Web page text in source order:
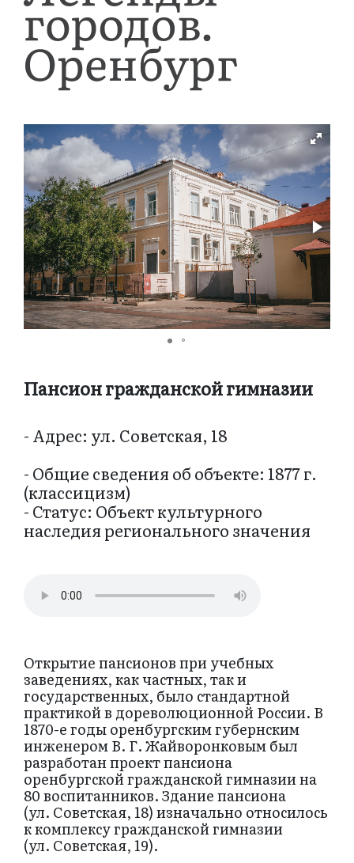
Пансион гражданской гимназии
- Адрес: ул. Советская, 18
- Общие сведения об объекте: 1877 г.
(классицизм)
- Статус: Объект культурного
наследия регионального значения
Открытие пансионов при учебных
заведениях, как частных, так и
государственных, было стандартной
практикой в дореволюционной России. В
1870-е годы оренбургским губернским
инженером В. Г. Жайворонковым был
разработан проект пансиона
оренбургской гражданской гимназии на
80 воспитанников. Здание пансиона
(ул. Советская, 18) изначально относилось
к комплексу гражданской гимназии
(ул. Советская, 19).